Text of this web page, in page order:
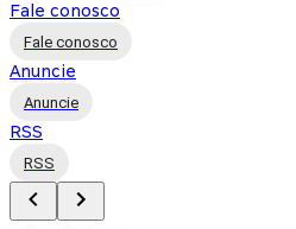
Fale conosco
Fale conosco
Anuncie
Anuncie
RSS
RSS